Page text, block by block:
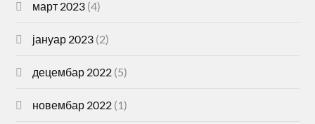
март 2023 (4)
јануар 2023 (2)
децембар 2022 (5)
новембар 2022 (1)